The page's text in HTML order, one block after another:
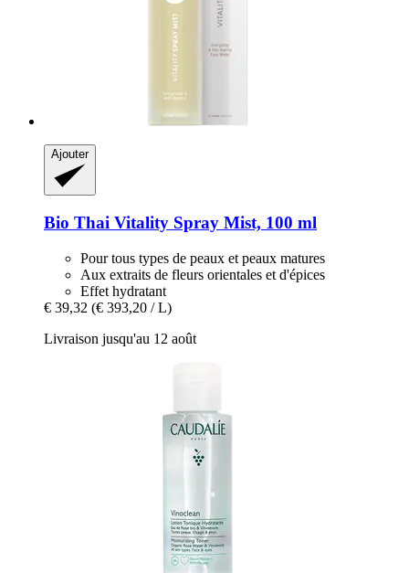
Ajouter
Bio Thai Vitality Spray Mist, 100 ml
Pour tous types de peaux et peaux matures
Aux extraits de fleurs orientales et d'épices
Effet hydratant
€ 39,32 (€ 393,20 / L)
Livraison jusqu'au 12 août